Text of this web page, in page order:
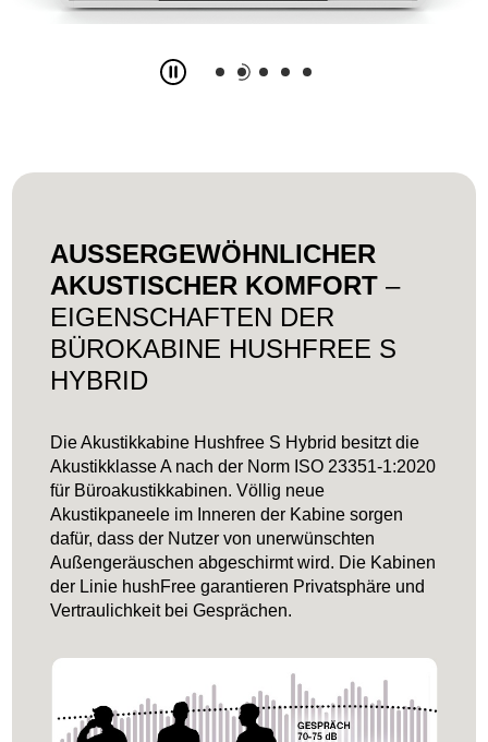
AUSSERGEWÖHNLICHER
AKUSTISCHER KOMFORT –
EIGENSCHAFTEN DER
BÜROKABINE HUSHFREE S
HYBRID
Die Akustikkabine Hushfree S Hybrid besitzt die
Akustikklasse A nach der Norm ISO 23351-1:2020
für Büroakustikkabinen. Völlig neue
Akustikpaneele im Inneren der Kabine sorgen
dafür, dass der Nutzer von unerwünschten
Außengeräuschen abgeschirmt wird. Die Kabinen
der Linie hushFree garantieren Privatsphäre und
Vertraulichkeit bei Gesprächen.